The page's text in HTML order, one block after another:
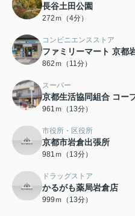
長谷土田公園
272ｍ（4分）
コンビニエンスストア
ファミリーマート 京都
862ｍ（11分）
スーパー
京都生活協同組合 コー
961ｍ（13分）
市役所・区役所
京都市岩倉出張所
981ｍ（13分）
ドラッグストア
かるがも薬局岩倉店
999ｍ（13分）